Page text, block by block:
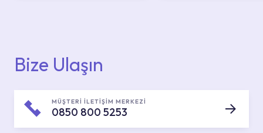
Bize Ulaşın
MÜŞTERİ İLETİŞİM MERKEZİ
0850 800 5253